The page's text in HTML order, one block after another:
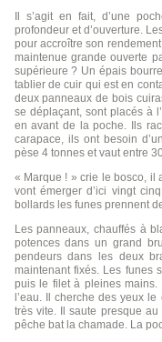
Il s’agit en fait, d’une
profondeur et d’ouverture.
pour accroître son
maintenue grande ouverte
supérieure ? Un épais
tablier de cuir qui est en
deux panneaux de bois
se déplaçant, sont placés à
en avant de la poche. Ils
carapace, ils ont besoin
pèse 4 tonnes et vaut entre
« Marque ! » crie le bosco,
vont émerger d’ici vingt
bollards les funes prennent
Les panneaux, chauffés à
potences dans un grand
pendeurs dans les deux
maintenant fixés. Les funes
puis le filet à pleines
l’eau. Il cherche des yeux
très vite. Il saute presque
pêche bat la chamade. La